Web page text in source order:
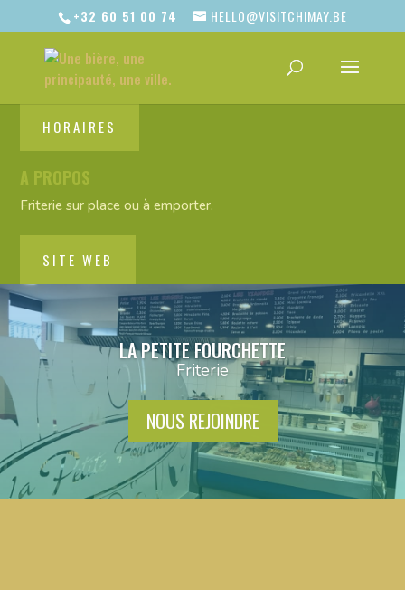
+32 60 51 00 74 HELLO@VISITCHIMAY.BE
HORAIRES
A PROPOS
Friterie sur place ou à emporter.
SITE WEB
LA PETITE FOURCHETTE
Friterie
NOUS REJOINDRE